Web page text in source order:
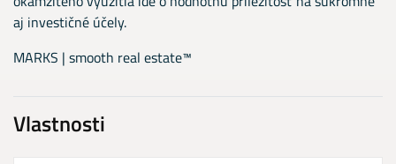
aj investičné účely.
MARKS | smooth real estate™
Vlastnosti